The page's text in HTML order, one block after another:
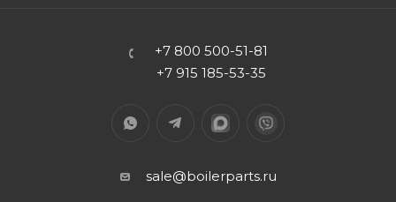
+7 800 500-51-81
+7 915 185-53-35
sale@boilerparts.ru